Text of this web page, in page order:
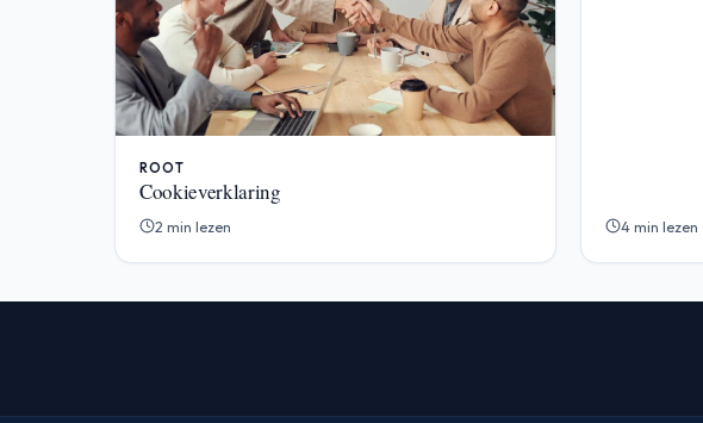
ROOT
Cookieverklaring
2 min lezen 4 min lezen